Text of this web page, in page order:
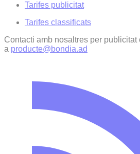
Tarifes publicitat
Tarifes classificats
Contacti amb nosaltres per
a producte@bondia.ad